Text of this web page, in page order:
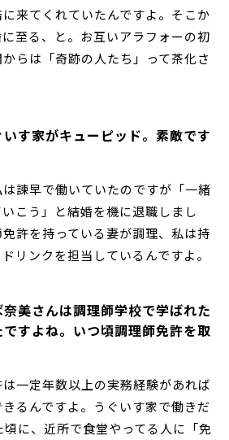
来てくれていたんですよ。そこか
至る、と。お互いアラフォーの初
らは「奇跡の人たち」って茶化さ
す家がキューピッド。素敵です
は諫早で働いていたのですが「一緒
こう」と結婚を機に退職しまし
許を持っている妻が調理、私は持
リンクを担当しているんですよ。
美さんは調理師学校で学ばれた
すよね。いつ頃調理師免許を取
は一定年数以上の実務経験があれば
るんですよ。うぐいす家で働きだ
に、近所で食堂やってる人に「免